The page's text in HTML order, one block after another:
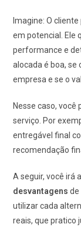
Imagine: O
em potencial. Ele
performance e
alocada é boa,
empresa e se o
Nesse caso,
serviço. Por
entregável final
recomendação
A seguir, você irá
desvantagens de
utilizar cada
reais, que pratico